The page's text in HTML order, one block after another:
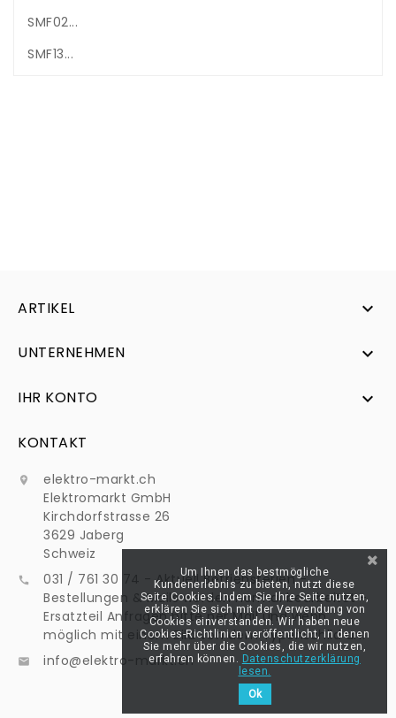
SMF02...
SMF13...
ARTIKEL 
UNTERNEHMEN 
IHR KONTO 
KONTAKT

elektro-markt.ch
Elektromarkt GmbH
Kirchdorfstrasse 26
3629 Jaberg
Schweiz

031 / 761 30 74 - Aktuell Betriebsferien -
Bestellungen & Mails werden normal bearbeitet -
Ersatzteil Anfragen bitte per Mail und wenn
möglich mit einem Bild von dem Typenschild an:
 info@elektro-markt.ch
Um Ihnen das bestmögliche
Kundenerlebnis zu bieten, nutzt diese
Seite Cookies. Indem Sie Ihre Seite nutzen,
erklären Sie sich mit der Verwendung von
Cookies einverstanden. Wir haben neue
Cookies-Richtlinien veröffentlicht, in denen
Sie mehr über die Cookies, die wir nutzen,
erfahren können. Datenschutzerklärung
lesen.
Ok